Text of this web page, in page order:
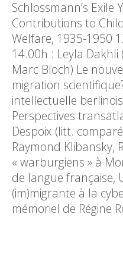
Schlossmann’s Exile
Contributions to
Welfare, 1935-1950
14.00h : Leyla Dakhli
Marc Bloch) Le
migration
intellectuelle
Perspectives
Despoix (litt.
Raymond Klibansky,
« warburgiens » à
de langue française,
(im)migrante à la
mémoriel de Régine